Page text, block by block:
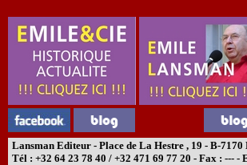
Lansman Editeur - Place de La Hestre , 19 - B-7170
Tél : +32 64 23 78 40 / +32 471 69 77 20 - Fax : --- -